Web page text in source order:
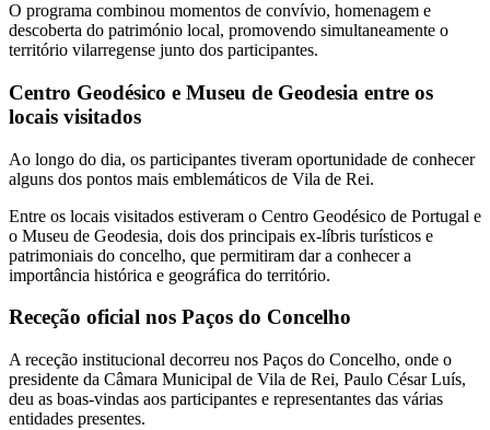
O programa combinou momentos de convívio, homenagem e
descoberta do património local, promovendo simultaneamente o
território vilarregense junto dos participantes.
Centro Geodésico e Museu de Geodesia entre os
locais visitados
Ao longo do dia, os participantes tiveram oportunidade de conhecer
alguns dos pontos mais emblemáticos de Vila de Rei.
Entre os locais visitados estiveram o Centro Geodésico de Portugal e
o Museu de Geodesia, dois dos principais ex-líbris turísticos e
patrimoniais do concelho, que permitiram dar a conhecer a
importância histórica e geográfica do território.
Receção oficial nos Paços do Concelho
A receção institucional decorreu nos Paços do Concelho, onde o
presidente da Câmara Municipal de Vila de Rei, Paulo César Luís,
deu as boas-vindas aos participantes e representantes das várias
entidades presentes.